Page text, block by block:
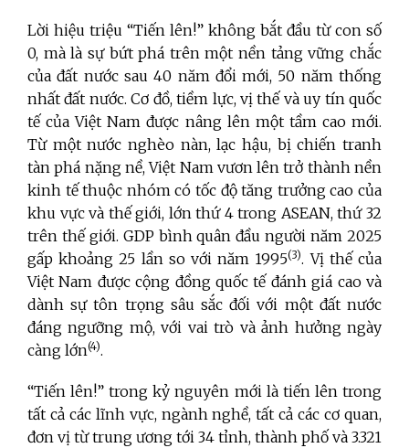
Lời hiệu triệu “Tiến lên!” không bắt đầu từ con số
0, mà là sự bứt phá trên một nền tảng vững chắc
của đất nước sau 40 năm đổi mới, 50 năm thống
nhất đất nước. Cơ đồ, tiềm lực, vị thế và uy tín quốc
tế của Việt Nam được nâng lên một tầm cao mới.
Từ một nước nghèo nàn, lạc hậu, bị chiến tranh
tàn phá nặng nề, Việt Nam vươn lên trở thành nền
kinh tế thuộc nhóm có tốc độ tăng trưởng cao của
khu vực và thế giới, lớn thứ 4 trong ASEAN, thứ 32
trên thế giới. GDP bình quân đầu người năm 2025
gấp khoảng 25 lần so với năm 1995(3). Vị thế của
Việt Nam được cộng đồng quốc tế đánh giá cao và
dành sự tôn trọng sâu sắc đối với một đất nước
đáng ngưỡng mộ, với vai trò và ảnh hưởng ngày
càng lớn(4).
“Tiến lên!” trong kỷ nguyên mới là tiến lên trong
tất cả các lĩnh vực, ngành nghề, tất cả các cơ quan,
đơn vị từ trung ương tới 34 tỉnh, thành phố và 3.321